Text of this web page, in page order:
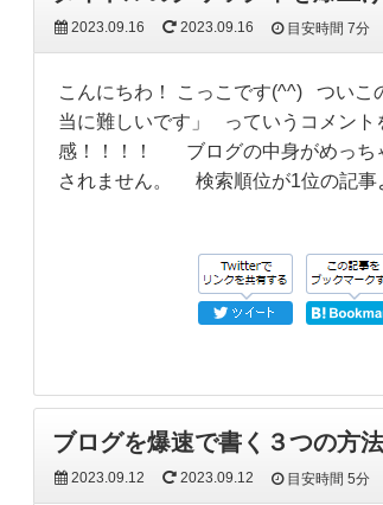
2023.09.16 2023.09.16 目安時間7分
こんにちわ！ こっこです(^^) ついこ
当に難しいです」 っていうコメン
感！！！！ ブログの中身がめっち
されません。 検索順位が1位の記
ブログを爆速で書く３つの方
2023.09.12 2023.09.12 目安時間5分